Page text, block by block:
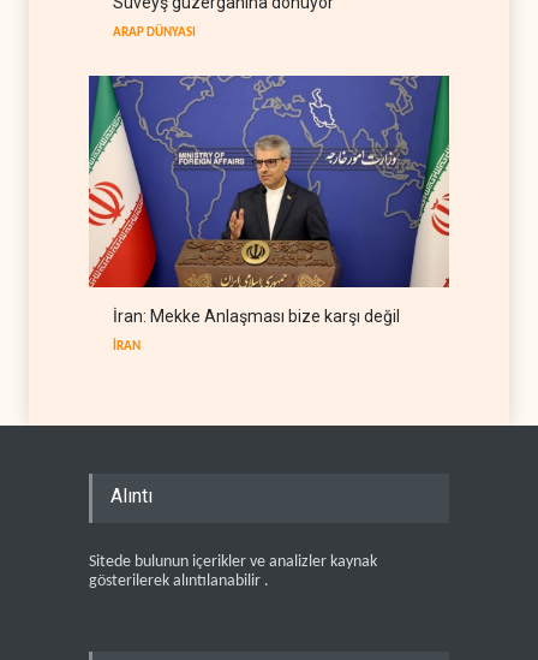
hedefleriyle çelişiyor
ARAP DÜNYASI
İran: Mekke Anlaşması bize karşı değil
İRAN
Alıntı
Sitede bulunun içerikler ve analizler kaynak
gösterilerek alıntılanabilir .